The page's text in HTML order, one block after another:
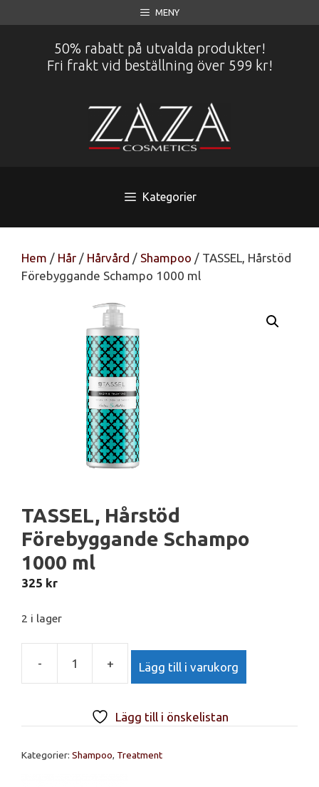
till
MENY
50% rabatt på utvalda produkter!
Fri frakt vid beställning över 599 kr!
Kategorier
Hem / Hår / Hårvård / Shampoo / TASSEL, Hårstöd
Förebyggande Schampo 1000 ml
TASSEL, Hårstöd
Förebyggande Schampo
1000 ml
325 kr
2 i lager
-
TASSEL,
Schampo
ml
+ Lägg till i varukorg
Lägg till i önskelistan
Kategorier: Shampoo, Treatment